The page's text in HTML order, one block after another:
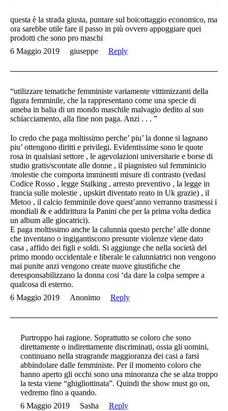
questa è la strada giusta, puntare sul boicottaggio economico, ma
ora sarebbe utile fare il passo in più ovvero appoggiare quei
prodotti che sono pro maschi
6 Maggio 2019
giuseppe Reply
“utilizzare tematiche femministe variamente vittimizzanti della
figura femminile, che la rappresentano come una specie di
ameba in balia di un mondo maschile malvagio dedito al suo
schiacciamento, alla fine non paga. Anzi . . . ”
Io credo che paga moltissimo perche’ piu’ la donne si lagnano
piu’ ottengono diritti e privilegi. Evidentissime sono le quote
rosa in qualsiasi settore , le agevolazioni universitarie e borse di
studio gratis/scontate alle donne , il piagnisteo sul femminicio
/molestie che comporta imminenti misure di contrasto (vedasi
Codice Rosso , legge Stalking , arresto preventivo , la legge in
francia sulle molestie , upskirt diventato reato in Uk grazie) , il
Metoo , il calcio femminile dove quest’anno verranno trasmessi i
mondiali & e addirittura la Panini che per la prima volta dedica
un album alle giocatrici).
E paga moltissimo anche la calunnia questo perche’ alle donne
che inventano o ingigantiscono presunte violenze viene dato
casa , affido dei figli e soldi. Si aggiunge che nella società del
primo mondo occidentale e liberale le calunniatrici non vengono
mai punite anzi vengono create nuove giustifiche che
deresponsabilizzano la donna cosi ‘da dare la colpa sempre a
qualcosa di esterno.
6 Maggio 2019
Anonimo Reply
Purtroppo hai ragione. Soprattutto se coloro che sono
direttamente o indirettamente discriminati, ossia gli uomini,
continuano nella stragrande maggioranza dei casi a farsi
abbindolare dalle femministe. Per il momento coloro che
hanno aperto gli occhi sono una minoranza che se alza troppo
la testa viene “ghigliottinata”. Quindi the show must go on,
vedremo fino a quando.
6 Maggio 2019
Sasha Reply